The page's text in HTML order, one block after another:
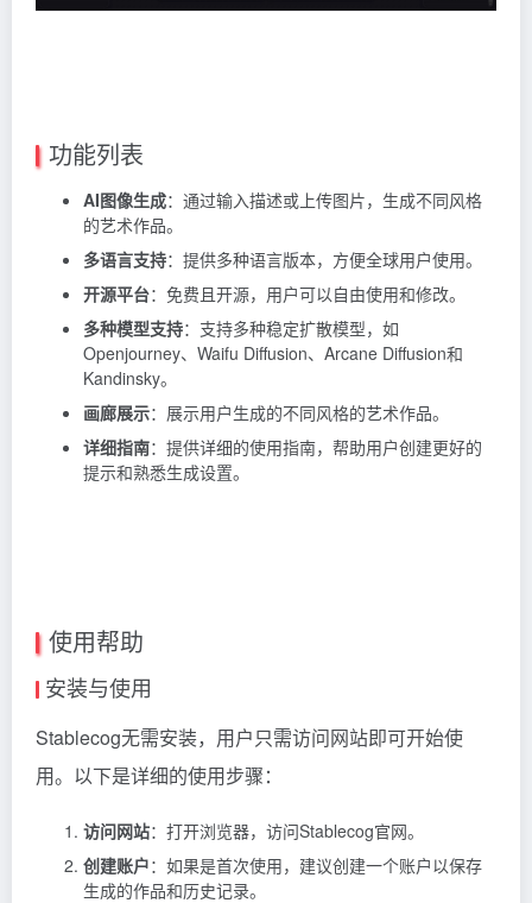
功能列表
AI图像生成：通过输入描述或上传图片，生成不同风格
的艺术作品。
多语言支持：提供多种语言版本，方便全球用户使用。
开源平台：免费且开源，用户可以自由使用和修改。
多种模型支持：支持多种稳定扩散模型，如
Openjourney、Waifu Diffusion、Arcane Diffusion和
Kandinsky。
画廊展示：展示用户生成的不同风格的艺术作品。
详细指南：提供详细的使用指南，帮助用户创建更好的
提示和熟悉生成设置。
使用帮助
安装与使用
Stablecog无需安装，用户只需访问网站即可开始使
用。以下是详细的使用步骤：
访问网站：打开浏览器，访问Stablecog官网。
创建账户：如果是首次使用，建议创建一个账户以保存
生成的作品和历史记录。